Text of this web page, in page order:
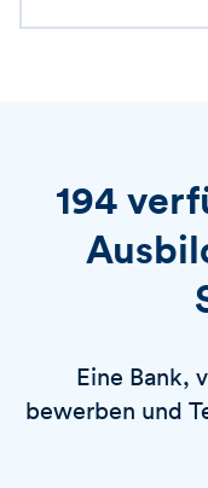
194
Eine Bank,
bewerben und